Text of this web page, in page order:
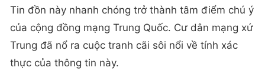
Tin đồn này nhanh chóng trở thành tâm điểm chú ý
của cộng đồng mạng Trung Quốc. Cư dân mạng xứ
Trung đã nổ ra cuộc tranh cãi sôi nổi về tính xác
thực của thông tin này.